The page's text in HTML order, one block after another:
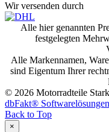
Wir versenden durch
Alle hier genannten
festgelegten
Alle Markennamen,
sind Eigentum Ihrer
© 2026 Motorradteile
dbFakt® Softwarelösungen
Back to Top
×